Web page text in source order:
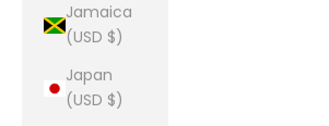
Jamaica
(USD $)
Japan
(USD $)